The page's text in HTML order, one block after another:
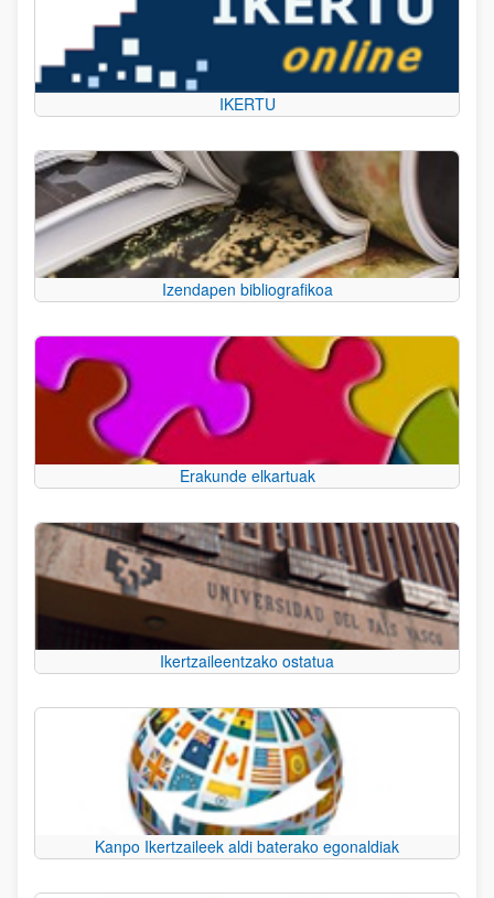
IKERTU
Izendapen bibliografikoa
Erakunde elkartuak
Ikertzaileentzako ostatua
Kanpo Ikertzaileek aldi baterako egonaldiak